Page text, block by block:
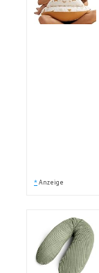
* Anzeige